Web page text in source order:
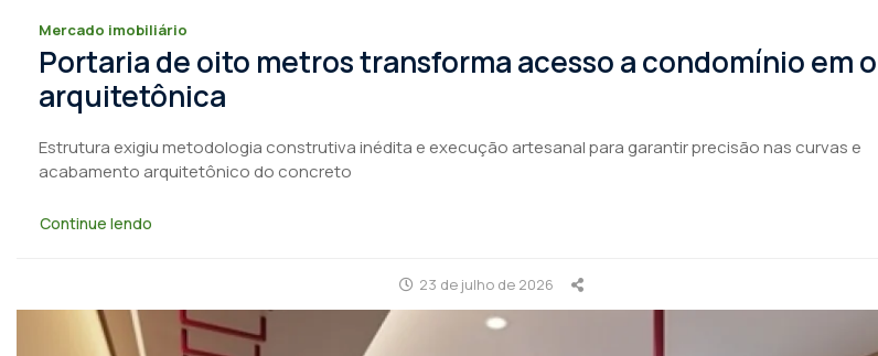
Mercado imobiliário
Portaria de oito metros transforma acesso a condomínio em
arquitetônica
Estrutura exigiu metodologia construtiva inédita e execução artesanal para garantir precisão nas curvas e
acabamento arquitetônico do concreto
Continue lendo
23 de julho de 2026